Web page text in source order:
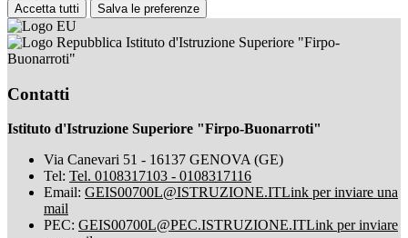
Accetta tutti Salva le preferenze
Istituto d'Istruzione Superiore "Firpo-
Buonarroti"
Contatti
Istituto d'Istruzione Superiore "Firpo-Buonarroti"
Via Canevari 51 - 16137 GENOVA (GE)
Tel: Tel. 0108317103 - 0108317116
Email: GEIS00700L@ISTRUZIONE.ITLink per inviare una
mail
PEC: GEIS00700L@PEC.ISTRUZIONE.ITLink per inviare